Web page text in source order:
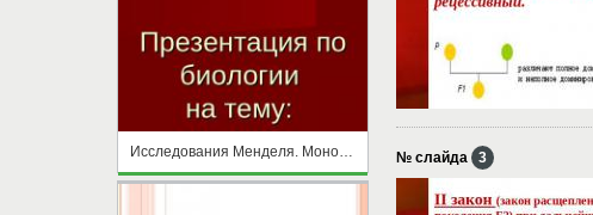
Исследования Менделя. Моногибридное скрещивание. I и II законы Менделя № слайда 3